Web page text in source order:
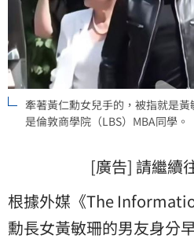
牽著黃仁勳女兒手的，被指就是
是倫敦商學院（LBS）MBA同學。
[廣告] 請繼續
根據外媒《The
勳長女黃敏珊的男友身分